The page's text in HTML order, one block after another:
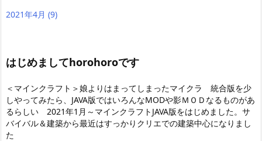
2021年4月 (9)
はじめましてhorohoroです
＜マインクラフト＞娘よりはまってしまったマイクラ 統合版を少
しやってみたら
、JAVA版ではいろんなMODや影ＭＯＤなるものがあ
るらしい 2021年1月～マインクラフトJAVA版をはじめました。サ
バイバル＆建築から最近はすっかりクリエでの建築中心になりまし
た